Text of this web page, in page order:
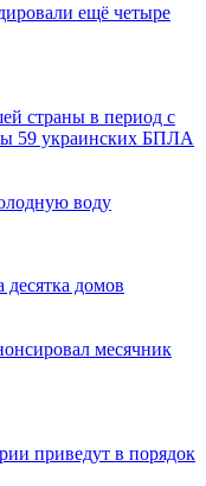
ещё четыре
страны в период с
59 украинских БПЛА
воду
домов
месячник
приведут в порядок